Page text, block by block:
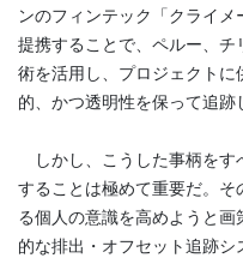
ンのフィンテック「クライメ
提携することで、ペルー、
術を活用し、プロジェクト
的、かつ透明性を保って追跡
しかし、こうした事柄をす
することは極めて重要だ。
る個人の意識を高めようと画
的な排出・オフセット追跡